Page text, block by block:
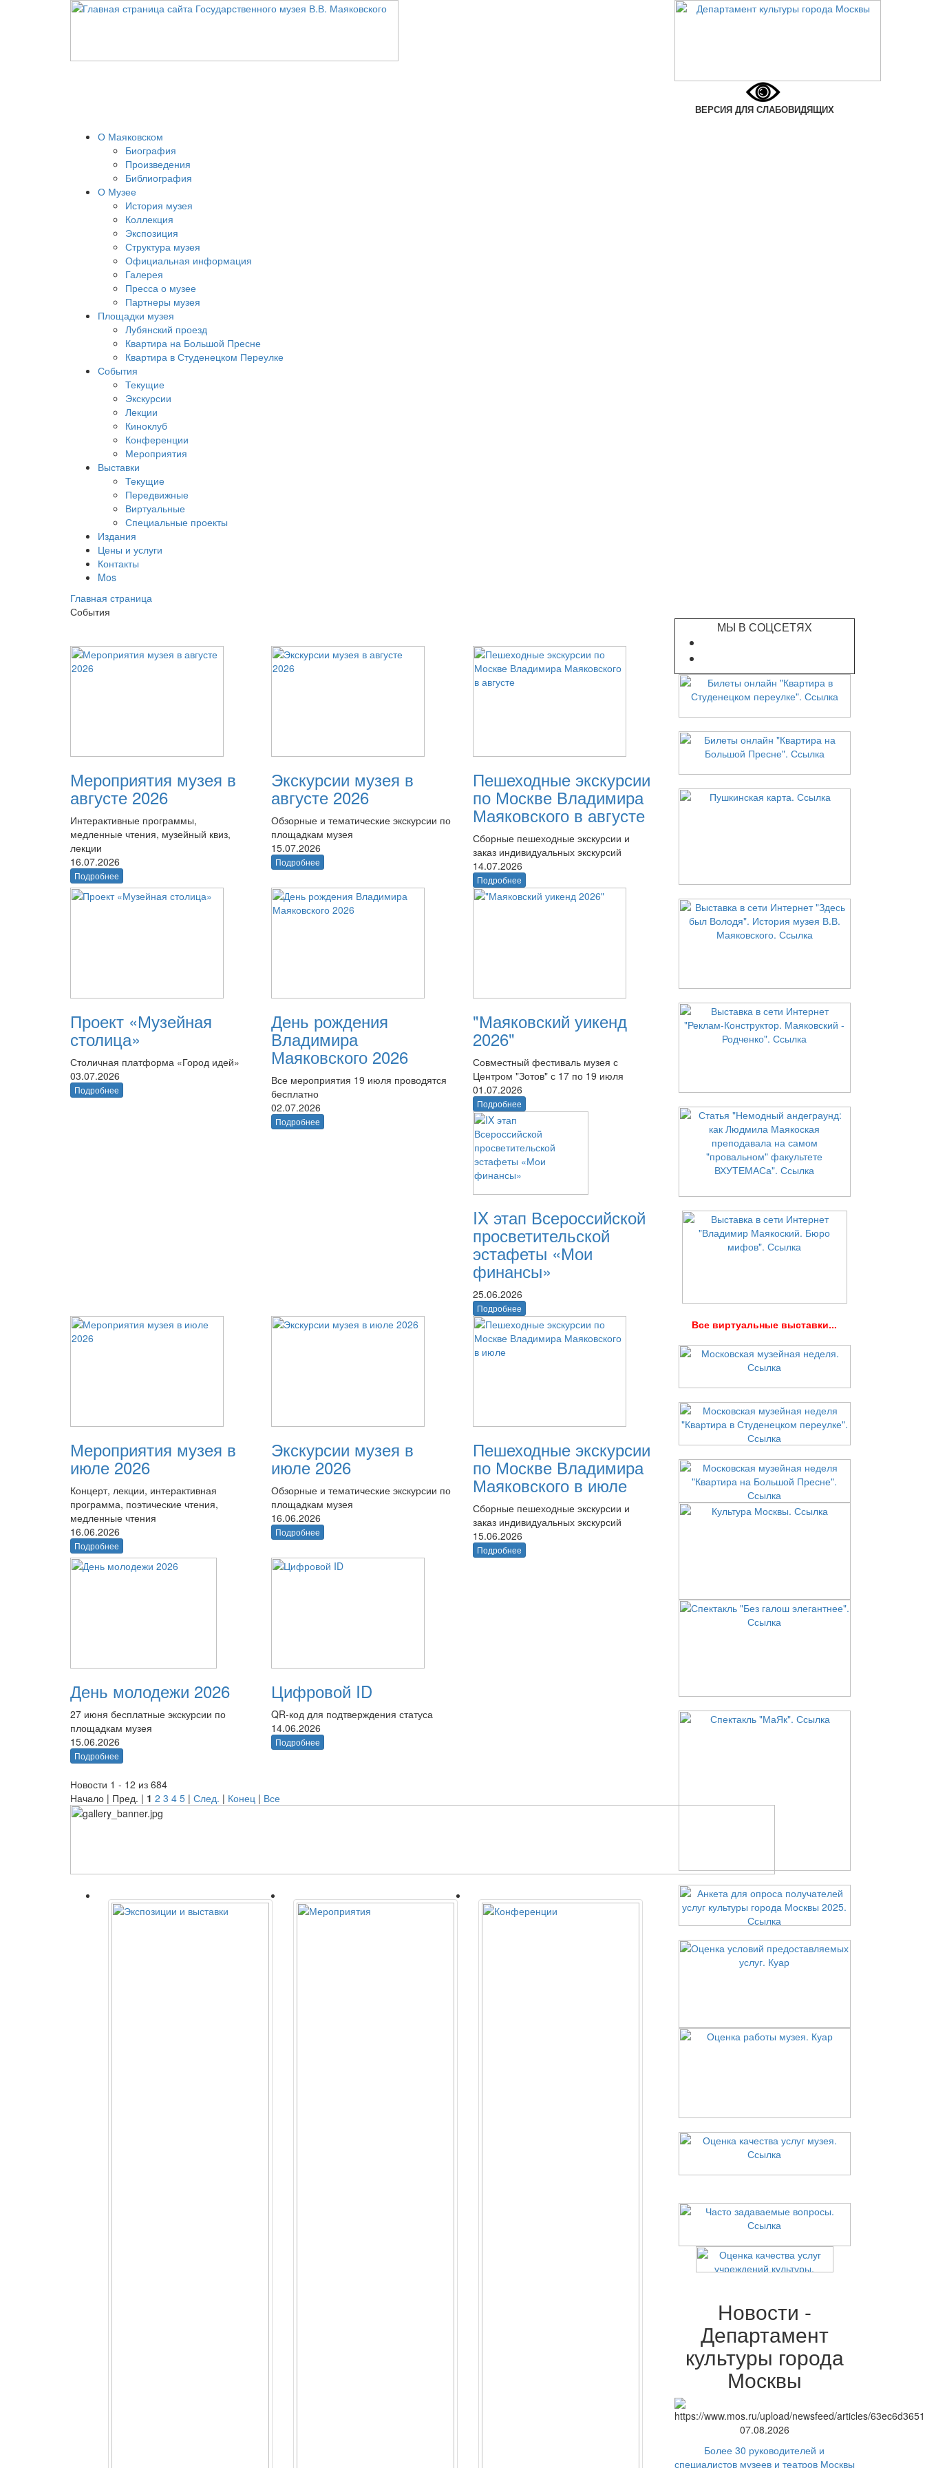
ВЕРСИЯ ДЛЯ СЛАБОВИДЯЩИХ
О Маяковском
Биография
Произведения
Библиография
О Музее
История музея
Коллекция
Экспозиция
Структура музея
Официальная информация
Галерея
Пресса о музее
Партнеры музея
Площадки музея
Лубянский проезд
Квартира на Большой Пресне
Квартира в Студенецком Переулке
События
Текущие
Экскурсии
Лекции
Киноклуб
Конференции
Мероприятия
Выставки
Текущие
Передвижные
Виртуальные
Специальные проекты
Издания
Цены и услуги
Контакты
Mos
Главная страница
События
Мероприятия музея в
августе 2026
Интерактивные программы,
медленные чтения, музейный квиз,
лекции
16.07.2026
Подробнее
Экскурсии музея в
августе 2026
Обзорные и тематические экскурсии по
площадкам музея
15.07.2026
Подробнее
Пешеходные экскурсии
по Москве Владимира
Маяковского в августе
Сборные пешеходные экскурсии и
заказ индивидуальных экскурсий
14.07.2026
Подробнее
Проект «Музейная
столица»
Столичная платформа «Город идей»
03.07.2026
Подробнее
День рождения
Владимира
Маяковского 2026
Все мероприятия 19 июля проводятся
бесплатно
02.07.2026
Подробнее
"Маяковский уикенд
2026"
Совместный фестиваль музея с
Центром "Зотов" с 17 по 19 июля
01.07.2026
Подробнее
IX этап Всероссийской
просветительской
эстафеты «Мои
финансы»
25.06.2026
Подробнее
Мероприятия музея в
июле 2026
Концерт, лекции, интерактивная
программа, поэтические чтения,
медленные чтения
16.06.2026
Подробнее
Экскурсии музея в
июле 2026
Обзорные и тематические экскурсии по
площадкам музея
16.06.2026
Подробнее
Пешеходные экскурсии
по Москве Владимира
Маяковского в июле
Сборные пешеходные экскурсии и
заказ индивидуальных экскурсий
15.06.2026
Подробнее
День молодежи 2026
27 июня бесплатные экскурсии по
площадкам музея
15.06.2026
Подробнее
Цифровой ID
QR-код для подтверждения статуса
14.06.2026
Подробнее
Новости 1 - 12 из 684
Начало | Пред. | 1 2 3 4 5 | След. | Конец | Все
МЫ В СОЦСЕТЯХ
Все виртуальные выставки...
Новости -
Департамент
культуры города
Москвы
07.08.2026
Более 30 руководителей и
специалистов музеев и театров Москвы